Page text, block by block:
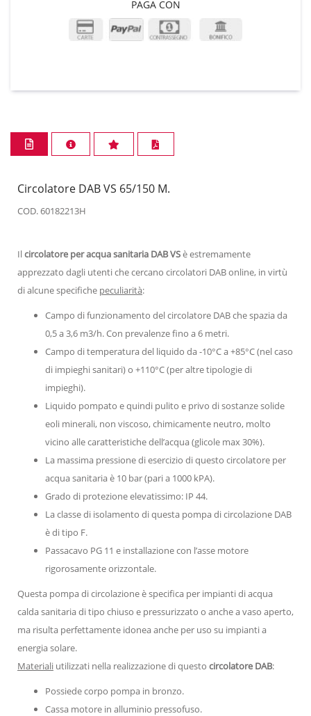
PAGA CON
Circolatore DAB VS 65/150 M.
COD. 60182213H
Ilcircolatore per acqua sanitaria DAB VSè estremamente
apprezzato dagli utenti che cercano circolatori DAB online, in virtù
di alcune specifiche peculiarità:
Campo di funzionamento del circolatore DAB che spazia da
0,5 a 3,6 m3/h. Con prevalenze fino a 6 metri.
Campo di temperatura del liquido da -10°C a +85°C (nel caso
di impieghi sanitari) o +110°C (per altre tipologie di
impieghi).
Liquido pompato e quindi pulito e privo di sostanze solide
eoli minerali, non viscoso, chimicamente neutro, molto
vicino alle caratteristiche dell’acqua (glicole max 30%).
La massima pressione di esercizio di questo circolatore per
acqua sanitaria è 10 bar (pari a 1000 kPA).
Grado di protezione elevatissimo: IP 44.
La classe di isolamento di questa pompa di circolazione DAB
è di tipo F.
Passacavo PG 11 e installazione con l’asse motore
rigorosamente orizzontale.
Questa pompa di circolazione è specifica per impianti di acqua
calda sanitaria di tipo chiuso e pressurizzato o anche a vaso aperto,
ma risulta perfettamente idoneaanche per uso su impianti a
energia solare.
Materiali utilizzati nella realizzazione di questo circolatore DAB:
Possiede corpo pompa in bronzo.
Cassa motore in alluminio pressofuso.